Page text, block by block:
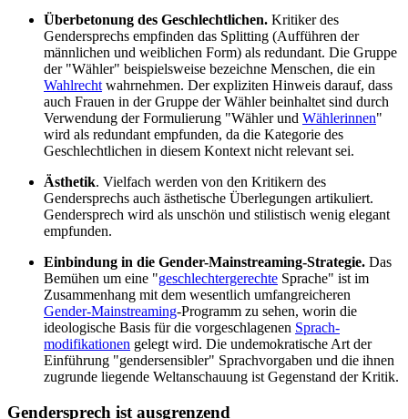
Überbetonung des Geschlechtlichen. Kritiker des
Gendersprechs empfinden das Splitting (Aufführen der
männlichen und weiblichen Form) als redundant. Die Gruppe
der "Wähler" beispielsweise bezeichne Menschen, die ein
Wahlrecht wahrnehmen. Der expliziten Hinweis darauf, dass
auch Frauen in der Gruppe der Wähler beinhaltet sind durch
Verwendung der Formulierung "Wähler und Wählerinnen"
wird als redundant empfunden, da die Kategorie des
Geschlechtlichen in diesem Kontext nicht relevant sei.
Ästhetik. Vielfach werden von den Kritikern des
Gendersprechs auch ästhetische Überlegungen artikuliert.
Gendersprech wird als unschön und stilistisch wenig elegant
empfunden.
Einbindung in die Gender-Mainstreaming-Strategie. Das
Bemühen um eine "geschlechter­gerechte Sprache" ist im
Zusammenhang mit dem wesentlich umfang­reicheren
Gender-Mainstreaming-Programm zu sehen, worin die
ideologische Basis für die vorgeschlagenen Sprach­
modifikationen gelegt wird. Die undemokratische Art der
Einführung "gender­sensibler" Sprach­vorgaben und die ihnen
zugrunde liegende Welt­anschauung ist Gegenstand der Kritik.
Gendersprech ist ausgrenzend